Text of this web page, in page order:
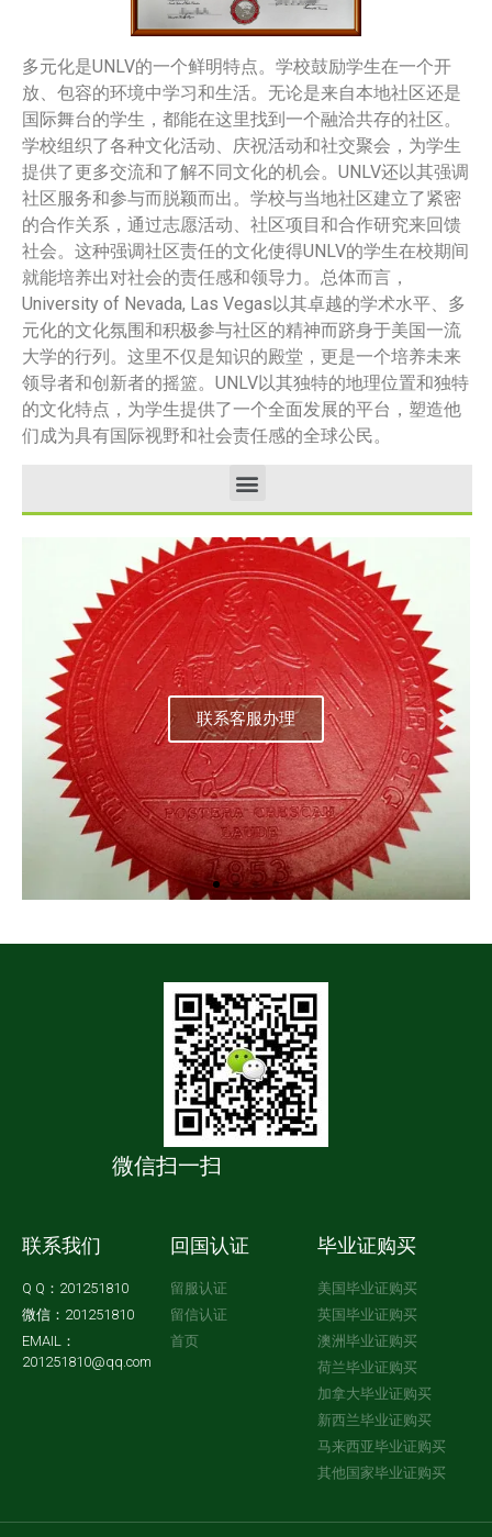
多元化是UNLV的一个鲜明特点。学校鼓励学生在一个开
放、包容的环境中学习和生活。无论是来自本地社区还是
国际舞台的学生，都能在这里找到一个融洽共存的社区。
学校组织了各种文化活动、庆祝活动和社交聚会，为学生
提供了更多交流和了解不同文化的机会。UNLV还以其强调
社区服务和参与而脱颖而出。学校与当地社区建立了紧密
的合作关系，通过志愿活动、社区项目和合作研究来回馈
社会。这种强调社区责任的文化使得UNLV的学生在校期间
就能培养出对社会的责任感和领导力。总体而言，
University of Nevada, Las Vegas以其卓越的学术水平、多
元化的文化氛围和积极参与社区的精神而跻身于美国一流
大学的行列。这里不仅是知识的殿堂，更是一个培养未来
领导者和创新者的摇篮。UNLV以其独特的地理位置和独特
的文化特点，为学生提供了一个全面发展的平台，塑造他
们成为具有国际视野和社会责任感的全球公民。
联系客服办理
微信扫一扫
联系我们
Q Q：201251810
微信：201251810
EMAIL：
201251810@qq.com
回国认证
留服认证
留信认证
首页
毕业证购买
美国毕业证购买
英国毕业证购买
澳洲毕业证购买
荷兰毕业证购买
加拿大毕业证购买
新西兰毕业证购买
马来西亚毕业证购买
其他国家毕业证购买